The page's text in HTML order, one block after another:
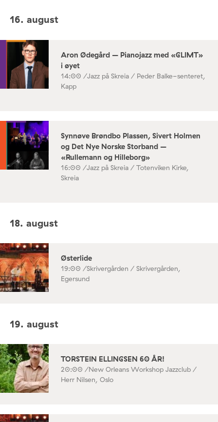
16. august
Aron Ødegård – Pianojazz med «GLIMT»
i øyet
14:00 /Jazz på Skreia / Peder Balke-senteret,
Kapp
Synnøve Brøndbo Plassen, Sivert Holmen
og Det Nye Norske Storband –
«Rullemann og Hilleborg»
16:00 /Jazz på Skreia / Totenviken Kirke,
Skreia
18. august
Østerlide
19:00 /Skrivergården / Skrivergården,
Egersund
19. august
TORSTEIN ELLINGSEN 60 ÅR!
20:00 /New Orleans Workshop Jazzclub /
Herr Nilsen, Oslo